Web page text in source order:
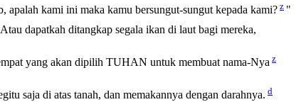
apalah kami ini maka kamu bersungut-sungut kepada kami? z "
dapatkah ditangkap segala ikan di laut bagi mereka,
yang akan dipilih TUHAN untuk membuat nama-Nya z
saja di atas tanah, dan memakannya dengan darahnya. d